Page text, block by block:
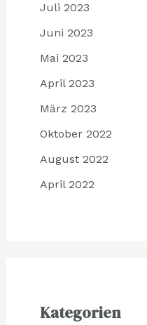
Juli 2023
Juni 2023
Mai 2023
April 2023
März 2023
Oktober 2022
August 2022
April 2022
Kategorien